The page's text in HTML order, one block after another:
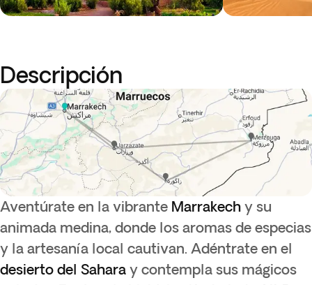
Descripción
Aventúrate en la vibrante Marrakech y su
animada medina, donde los aromas de especias
y la artesanía local cautivan. Adéntrate en el
desierto del Sahara y contempla sus mágicos